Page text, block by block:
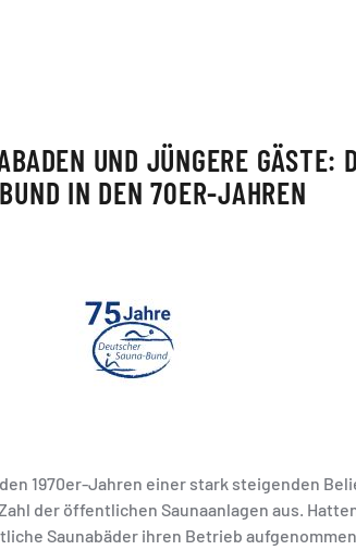
UND JÜNGERE GÄSTE:
IN DEN 70ER-JAHREN
1970er-Jahren einer stark steigenden
der öffentlichen Saunaanlagen aus.
Saunabäder ihren Betrieb